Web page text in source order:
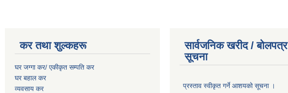
कर तथा शुल्कहरू
घर जग्गा कर/ एकीकृत सम्पति कर
घर बहाल कर
व्यवसाय कर
सार्वजनिक खरीद / बोलपत्र
सूचना
प्रस्ताव स्वीकृत गर्ने आशयको सूचना ।